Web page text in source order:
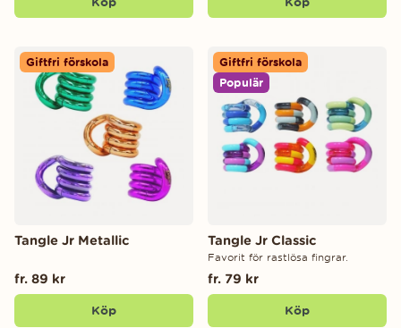
Giftfri förskola
Tangle Jr Metallic
fr. 89 kr
Köp
Giftfri förskola
Populär
Tangle Jr Classic
Favorit för rastlösa fingrar.
fr. 79 kr
Köp